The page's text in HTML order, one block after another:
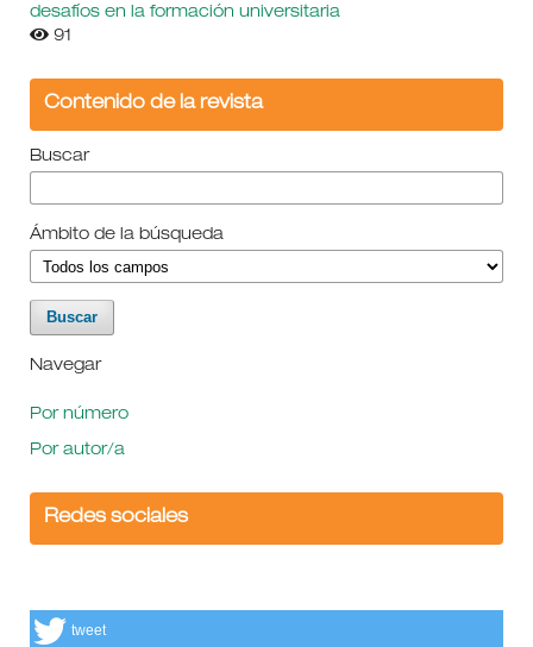
desafíos en la formación universitaria
91
Contenido de la revista
Buscar
Ámbito de la búsqueda
Navegar
Por número
Por autor/a
Redes sociales
tweet